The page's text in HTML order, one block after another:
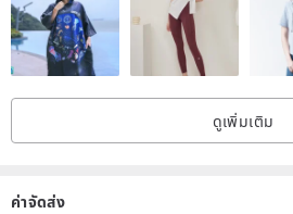
ดูเพิ่มเติม
ค่าจัดส่ง